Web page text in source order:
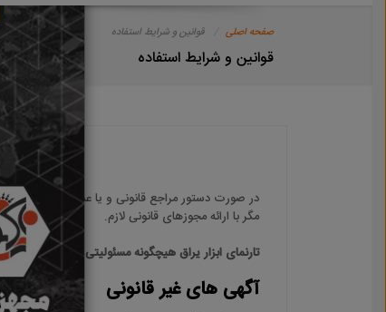
صفحه اصلی قوانین و شرایط استفاده
قوانین و شرایط استفاده
در صورت دستور مراجع قانونی و یا عدم رعایت
مگر با ارائه مجوزهای قانونی لازم.
تارنمای ابزار یراق هیچگونه مسئولیتی در قبال
آگهی های غیر قانونی